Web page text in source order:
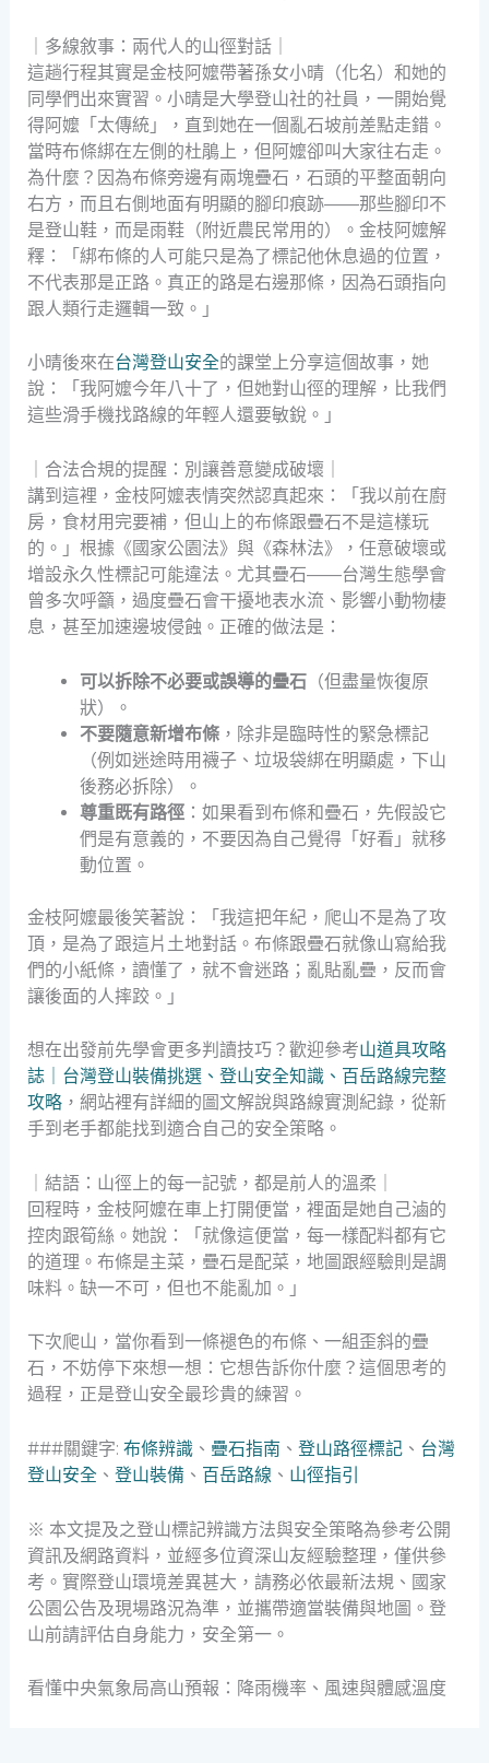
｜多線敘事：兩代人的山徑對話｜
這趟行程其實是金枝阿嬤帶著孫女小晴（化名）和她的
同學們出來實習。小晴是大學登山社的社員，一開始覺
得阿嬤「太傳統」，直到她在一個亂石坡前差點走錯。
當時布條綁在左側的杜鵑上，但阿嬤卻叫大家往右走。
為什麼？因為布條旁邊有兩塊疊石，石頭的平整面朝向
右方，而且右側地面有明顯的腳印痕跡——那些腳印不
是登山鞋，而是雨鞋（附近農民常用的）。金枝阿嬤解
釋：「綁布條的人可能只是為了標記他休息過的位置，
不代表那是正路。真正的路是右邊那條，因為石頭指向
跟人類行走邏輯一致。」
小晴後來在台灣登山安全的課堂上分享這個故事，她
說：「我阿嬤今年八十了，但她對山徑的理解，比我們
這些滑手機找路線的年輕人還要敏銳。」
｜合法合規的提醒：別讓善意變成破壞｜
講到這裡，金枝阿嬤表情突然認真起來：「我以前在廚
房，食材用完要補，但山上的布條跟疊石不是這樣玩
的。」根據《國家公園法》與《森林法》，任意破壞或
增設永久性標記可能違法。尤其疊石——台灣生態學會
曾多次呼籲，過度疊石會干擾地表水流、影響小動物棲
息，甚至加速邊坡侵蝕。正確的做法是：
可以拆除不必要或誤導的疊石（但盡量恢復原
狀）。
不要隨意新增布條，除非是臨時性的緊急標記
（例如迷途時用襪子、垃圾袋綁在明顯處，下山
後務必拆除）。
尊重既有路徑：如果看到布條和疊石，先假設它
們是有意義的，不要因為自己覺得「好看」就移
動位置。
金枝阿嬤最後笑著說：「我這把年紀，爬山不是為了攻
頂，是為了跟這片土地對話。布條跟疊石就像山寫給我
們的小紙條，讀懂了，就不會迷路；亂貼亂疊，反而會
讓後面的人摔跤。」
想在出發前先學會更多判讀技巧？歡迎參考山道具攻略
誌｜台灣登山裝備挑選、登山安全知識、百岳路線完整
攻略，網站裡有詳細的圖文解說與路線實測紀錄，從新
手到老手都能找到適合自己的安全策略。
｜結語：山徑上的每一記號，都是前人的溫柔｜
回程時，金枝阿嬤在車上打開便當，裡面是她自己滷的
控肉跟筍絲。她說：「就像這便當，每一樣配料都有它
的道理。布條是主菜，疊石是配菜，地圖跟經驗則是調
味料。缺一不可，但也不能亂加。」
下次爬山，當你看到一條褪色的布條、一組歪斜的疊
石，不妨停下來想一想：它想告訴你什麼？這個思考的
過程，正是登山安全最珍貴的練習。
###關鍵字: 布條辨識、 疊石指南 、 登山路徑標記、 台灣
登山安全 、 登山裝備、 百岳路線 、 山徑指引
※ 本文提及之登山標記辨識方法與安全策略為參考公開
資訊及網路資料，並經多位資深山友經驗整理，僅供參
考。實際登山環境差異甚大，請務必依最新法規、國家
公園公告及現場路況為準，並攜帶適當裝備與地圖。登
山前請評估自身能力，安全第一。
看懂中央氣象局高山預報：降雨機率、風速與體感溫度